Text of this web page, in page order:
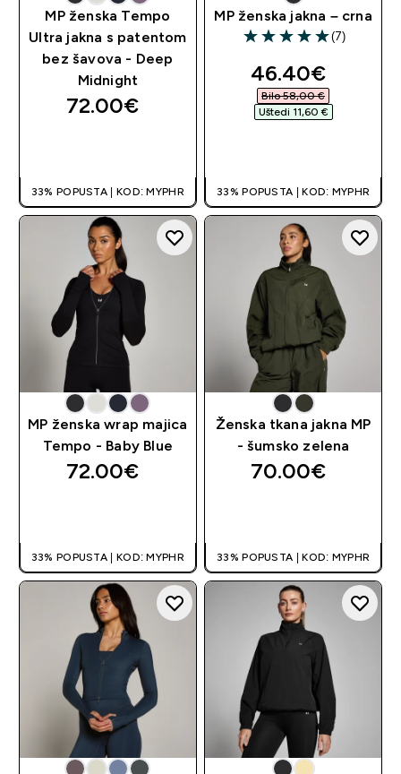
MP ženska Tempo
Ultra jakna s patentom
bez šavova - Deep
Midnight
72.00€‎
33% POPUSTA | KOD: MYPHR
MP ženska jakna – crna
5 out of 5 stars
(7)
discounted
46.40€‎
Bilo 58,00 €‎
Uštedi 11,60 €‎
33% POPUSTA | KOD: MYPHR
MP ženska wrap majica
Tempo - Baby Blue
72.00€‎
33% POPUSTA | KOD: MYPHR
Ženska tkana jakna MP
- šumsko zelena
70.00€‎
33% POPUSTA | KOD: MYPHR